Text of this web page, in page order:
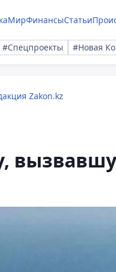
МирФинансыСтатьи
#Спецпроекты #Новая
Zakon.kz